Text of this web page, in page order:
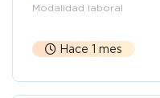
Modalidad laboral
Hace 1 mes